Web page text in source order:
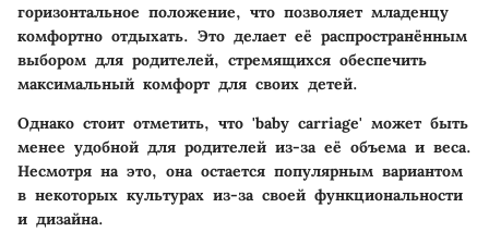
горизонтальное положение, что позволяет младенцу
комфортно отдыхать. Это делает её распространённым
выбором для родителей, стремящихся обеспечить
максимальный комфорт для своих детей.
Однако стоит отметить, что 'baby carriage' может быть
менее удобной для родителей из-за её объема и веса.
Несмотря на это, она остается популярным вариантом
в некоторых культурах из-за своей функциональности
и дизайна.